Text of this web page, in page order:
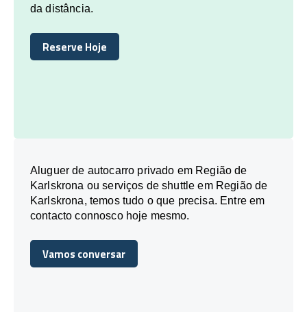
da distância.
Reserve Hoje
Reserve Hoje
Aluguer de autocarro privado em Região de
Karlskrona ou serviços de shuttle em Região de
Karlskrona, temos tudo o que precisa. Entre em
contacto connosco hoje mesmo.
Vamos conversar
Vamos conversar